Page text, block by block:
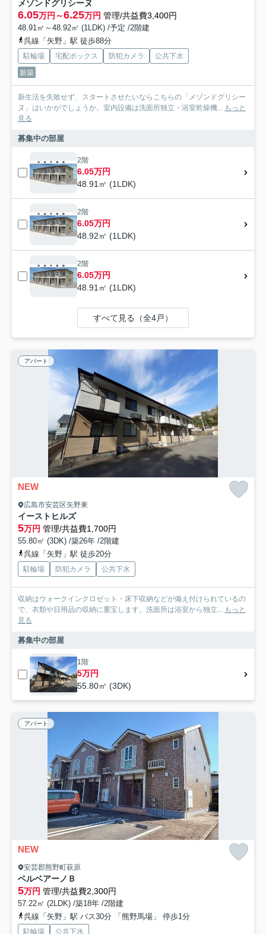
メゾンドグリシーヌ
6.05万円～6.25万円 管理/共益費3,400円
48.91㎡～48.92㎡ (1LDK) /予定 /2階建
呉線「矢野」駅 徒歩88分
駐輪場 宅配ボックス 防犯カメラ
公共下水
新築
新生活を失敗せず、スタートさせたいならこちらの「メゾンドグリシー
ヌ」はいかがでしょうか。室内設備は洗面所独立・浴室乾燥機... もっと
見る
募集中の部屋
2階
6.05万円
48.91㎡ (1LDK)
2階
6.05万円
48.92㎡ (1LDK)
2階
6.05万円
48.91㎡ (1LDK)
すべて見る（全4戸）
アパート
NEW
広島市安芸区矢野東
イーストヒルズ
5万円 管理/共益費1,700円
55.80㎡ (3DK) /築26年 /2階建
呉線「矢野」駅 徒歩20分
駐輪場 防犯カメラ 公共下水
収納はウォークインクロゼット・床下収納などが備え付けられているの
で、衣類や日用品の収納に重宝します。洗面所は浴室から独立... もっと
見る
募集中の部屋
1階
5万円
55.80㎡ (3DK)
アパート
NEW
安芸郡熊野町萩原
ベルベアーノＢ
5万円 管理/共益費2,300円
57.22㎡ (2LDK) /築18年 /2階建
呉線「矢野」駅 バス30分 「熊野馬場」 停歩1分
駐輪場 公共下水